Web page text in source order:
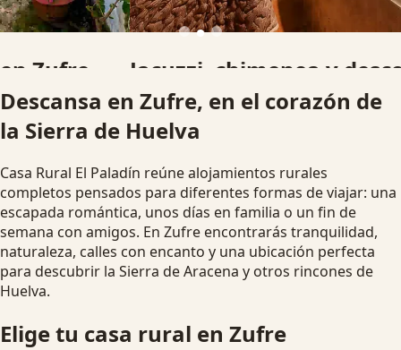
Jacuzzi, chimenea y desconexión
Alojamientos pensados para parejas, familias y grupos que
buscan una escapada rural diferente.
Ver disponibilidadEscapada romántica
Descansa en Zufre, en el corazón de
la Sierra de Huelva
Casa Rural El Paladín reúne alojamientos rurales
completos pensados para diferentes formas de viajar: una
escapada romántica, unos días en familia o un fin de
semana con amigos. En Zufre encontrarás tranquilidad,
naturaleza, calles con encanto y una ubicación perfecta
para descubrir la Sierra de Aracena y otros rincones de
Huelva.
Elige tu casa rural en Zufre